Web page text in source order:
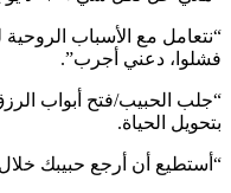
“نتعامل مع الأسباب الروحية
فشلوا، دعني أجرب”.
“جلب الحبيب/فتح أبواب
بتحويل الحياة.
“أستطيع أن أرجع حبيبك